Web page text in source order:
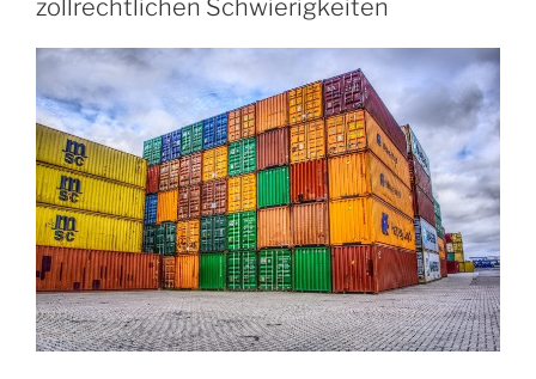
zollrechtlichen Schwierigkeiten